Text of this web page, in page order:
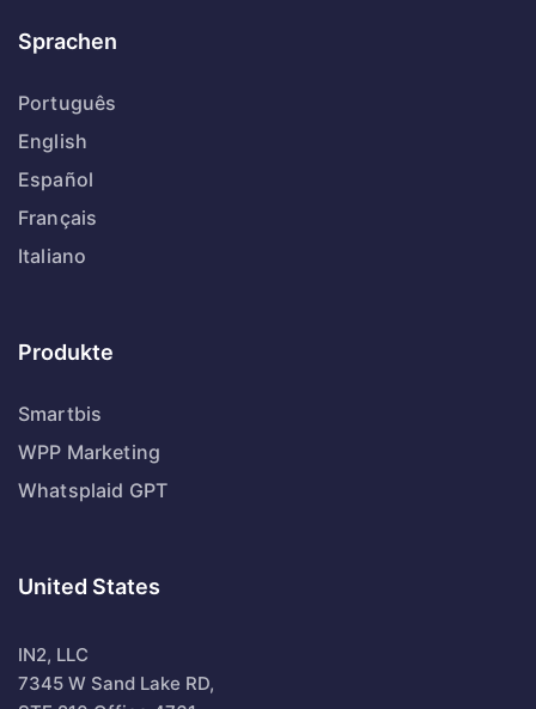
Sprachen
Português
English
Español
Français
Italiano
Produkte
Smartbis
WPP Marketing
Whatsplaid GPT
United States
IN2, LLC
7345 W Sand Lake RD,